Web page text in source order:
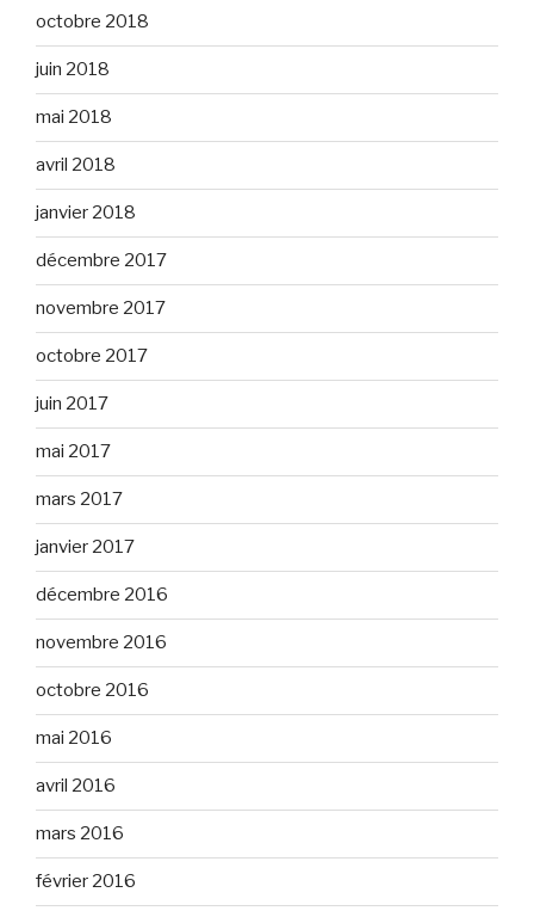
octobre 2018
juin 2018
mai 2018
avril 2018
janvier 2018
décembre 2017
novembre 2017
octobre 2017
juin 2017
mai 2017
mars 2017
janvier 2017
décembre 2016
novembre 2016
octobre 2016
mai 2016
avril 2016
mars 2016
février 2016